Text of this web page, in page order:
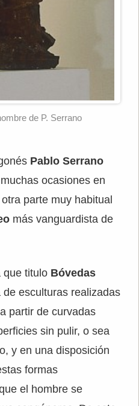
de P. Serrano
Pablo Serrano
ocasiones en
parte muy habitual
más vanguardista de
que titulo Bóvedas
de esculturas realizadas
partir de curvadas
sin pulir, o sea
y en una disposición
formas
el hombre se